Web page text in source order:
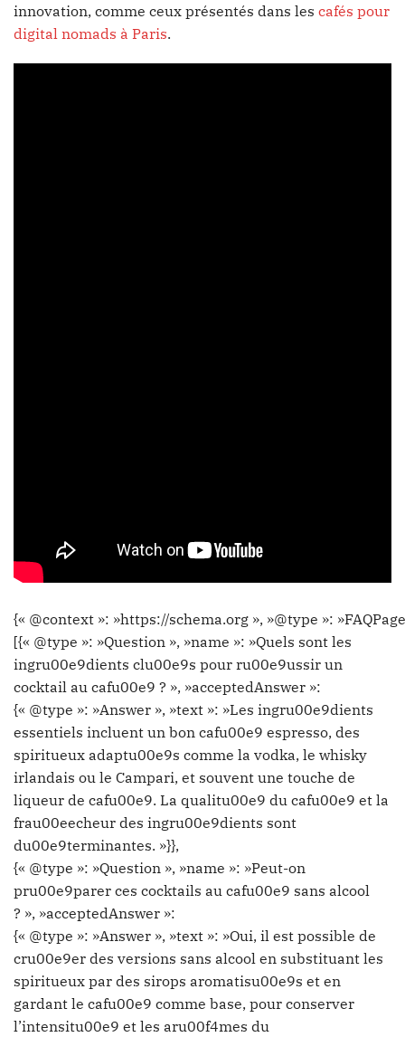
innovation, comme ceux présentés dans les cafés pour
digital nomads à Paris.
{« @context »: »https://schema.org », »@type »:
[{« @type »: »Question », »name »: »Quels sont les
ingru00e9dients clu00e9s pour ru00e9ussir un
cocktail au cafu00e9 ? », »acceptedAnswer »:
{« @type »: »Answer », »text »: »Les ingru00e9dients
essentiels incluent un bon cafu00e9 espresso, des
spiritueux adaptu00e9s comme la vodka, le whisky
irlandais ou le Campari, et souvent une touche de
liqueur de cafu00e9. La qualitu00e9 du cafu00e9 et la
frau00eecheur des ingru00e9dients sont
du00e9terminantes. »}},
{« @type »: »Question », »name »: »Peut-on
pru00e9parer ces cocktails au cafu00e9 sans alcool
? », »acceptedAnswer »:
{« @type »: »Answer », »text »: »Oui, il est possible de
cru00e9er des versions sans alcool en substituant les
spiritueux par des sirops aromatisu00e9s et en
gardant le cafu00e9 comme base, pour conserver
l’intensitu00e9 et les aru00f4mes du